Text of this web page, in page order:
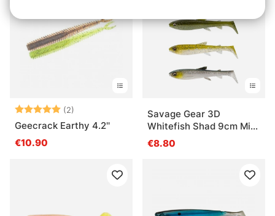
Beoordeling:
(2)
Geecrack Earthy 4.2''
€10.90
Savage Gear 3D
Whitefish Shad 9cm Mix
4pcs
€8.80